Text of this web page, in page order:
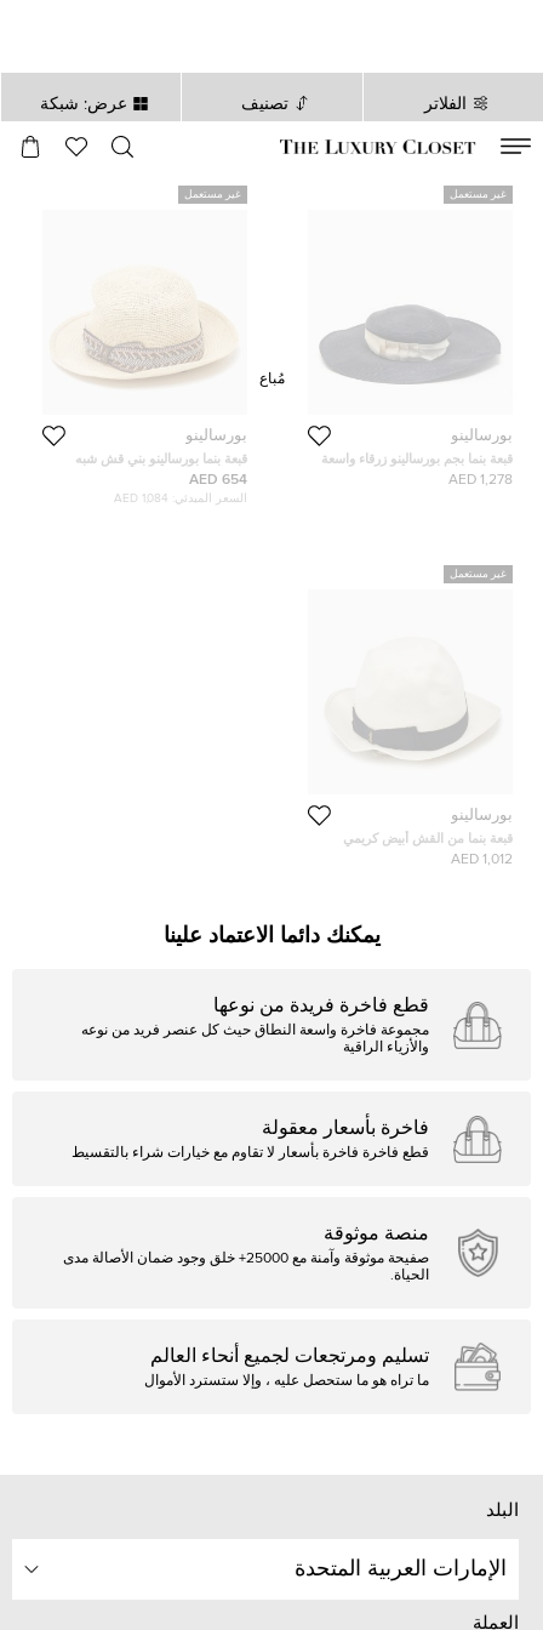
الفلاتر تصنيف عرض: شبكة
ثانية
غير مستعمل
بورسالينو
قبعة بنما بجم بورسالينو زرقاء واسعة
الحواف متوسطة
1,278 AED
غير مستعمل
بورسالينو
قبعة بنما بورسالينو بني قش شبه
كروشيه
654 AED
السعر المبدئي: 1,084 AED
غير مستعمل
بورسالينو
قبعة بنما من القش أبيض كريمي
بارسيلينو
1,012 AED
مُباع
يمكنك دائما الاعتماد علينا
قطع فاخرة فريدة من نوعها
مجموعة فاخرة واسعة النطاق حيث كل عنصر فريد من نوعه
والأزياء الراقية
فاخرة بأسعار معقولة
قطع فاخرة فاخرة بأسعار لا تقاوم مع خيارات شراء بالتقسيط
منصة موثوقة
صفيحة موثوقة وآمنة مع 25000+ خلق وجود ضمان الأصالة مدى
الحياة.
تسليم ومرتجعات لجميع أنحاء العالم
ما تراه هو ما ستحصل عليه ، وإلا ستسترد الأموال
البلد
الإمارات العربية المتحدة
العملة